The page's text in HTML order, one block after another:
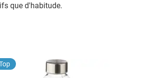
que d'habitude.